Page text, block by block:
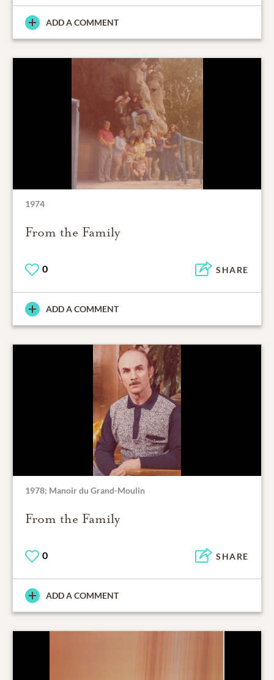
ADD A COMMENT
1974
From the Family
0 SHARE
ADD A COMMENT
1978; Manoir du Grand-Moulin
From the Family
0 SHARE
ADD A COMMENT